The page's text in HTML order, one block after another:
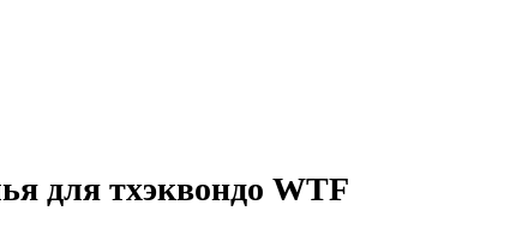
для тхэквондо WTF